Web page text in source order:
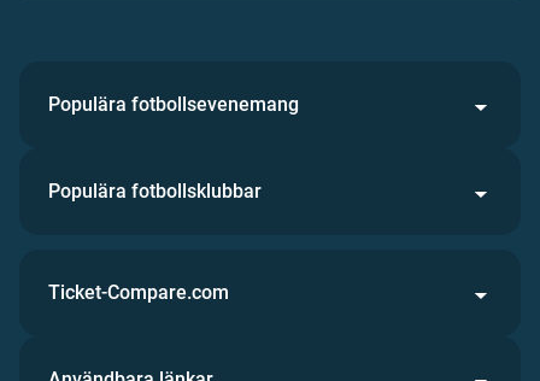
Populära fotbollsevenemang
Populära fotbollsklubbar
Ticket-Compare.com